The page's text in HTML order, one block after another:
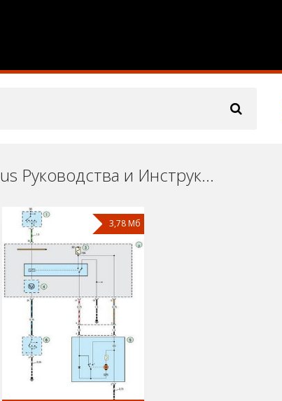
Автомобиль Ford Focus Руководства и Инструкции по Ремонту и Эксплуатации Скачать Бесплатно
3,78 Мб